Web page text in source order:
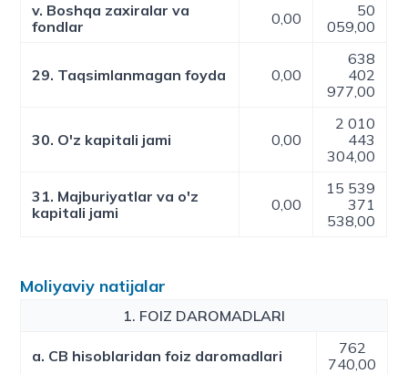
v. Boshqa zaxiralar va
fondlar
0,00
50
059,00
29. Taqsimlanmagan foyda 0,00
638
402
977,00
30. O'z kapitali jami 0,00
2 010
443
304,00
31. Majburiyatlar va o'z
kapitali jami
0,00
15 539
371
538,00
Moliyaviy natijalar
1. FOIZ DAROMADLARI
a. CB hisoblaridan foiz daromadlari
762
740,00